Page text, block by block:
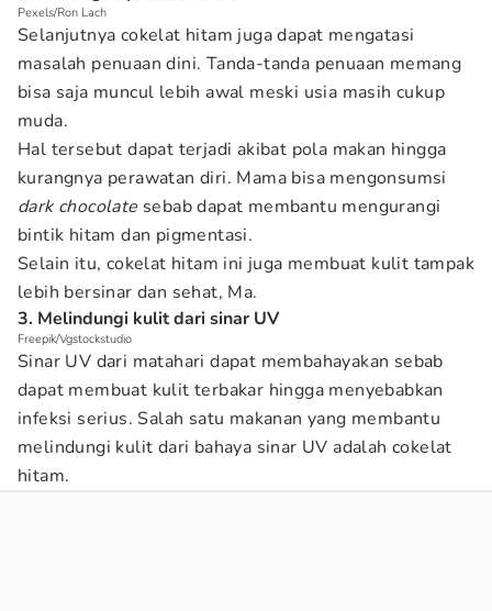
Pexels/Ron Lach
Selanjutnya cokelat hitam juga dapat mengatasi
masalah penuaan dini. Tanda-tanda penuaan memang
bisa saja muncul lebih awal meski usia masih cukup
muda.
Hal tersebut dapat terjadi akibat pola makan hingga
kurangnya perawatan diri. Mama bisa mengonsumsi
dark chocolate sebab dapat membantu mengurangi
bintik hitam dan pigmentasi.
Selain itu, cokelat hitam ini juga membuat kulit tampak
lebih bersinar dan sehat, Ma.
3. Melindungi kulit dari sinar UV
Freepik/Vgstockstudio
Sinar UV dari matahari dapat membahayakan sebab
dapat membuat kulit terbakar hingga menyebabkan
infeksi serius. Salah satu makanan yang membantu
melindungi kulit dari bahaya sinar UV adalah cokelat
hitam.